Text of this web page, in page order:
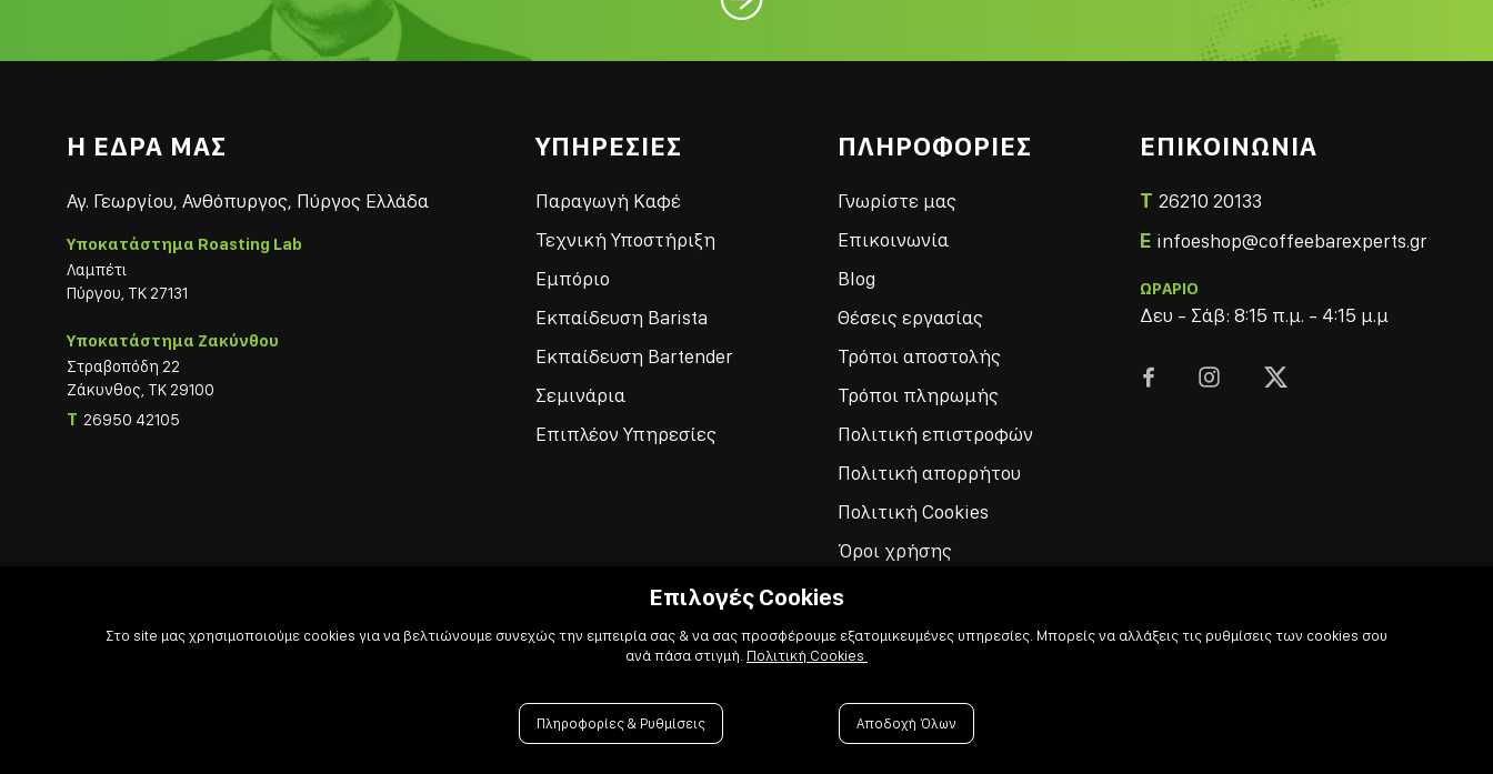
Η ΕΔΡΑ ΜΑΣ
Αγ. Γεωργίου, Ανθόπυργος, Πύργος Ελλάδα
Υποκατάστημα Roasting Lab
Λαμπέτι
Πύργου, ΤΚ 27131
Υποκατάστημα Ζακύνθου
Στραβοπόδη 22
Ζάκυνθος, ΤΚ 29100
T 26950 42105
ΥΠΗΡΕΣΙΕΣ
Παραγωγή Καφέ
Τεχνική Υποστήριξη
Εμπόριο
Εκπαίδευση Barista
Εκπαίδευση Bartender
Σεμινάρια
Επιπλέον Υπηρεσίες
ΠΛΗΡΟΦΟΡΙΕΣ
Γνωρίστε μας
Επικοινωνία
Blog
Θέσεις εργασίας
Τρόποι αποστολής
Τρόποι πληρωμής
Πολιτική επιστροφών
Πολιτική απορρήτου
Πολιτική Cookies
Όροι χρήσης
ΕΠΙΚΟΙΝΩΝΙΑ
T 26210 20133
E infoeshop@coffeebarexperts.gr
ΩΡΑΡΙΟ
Δευ - Σάβ: 8:15 π.μ. - 4:15 μ.μ
  
Επιλογές Cookies
Στο site μας χρησιμοποιούμε cookies για να βελτιώνουμε συνεχώς την εμπειρία σας & να σας προσφέρουμε εξατομικευμένες υπηρεσίες. Μπορείς να αλλάξεις τις ρυθμίσεις των cookies σου
ανά πάσα στιγμή. Πολιτική Cookies
Πληροφορίες & Ρυθμίσεις Αποδοχή Όλων